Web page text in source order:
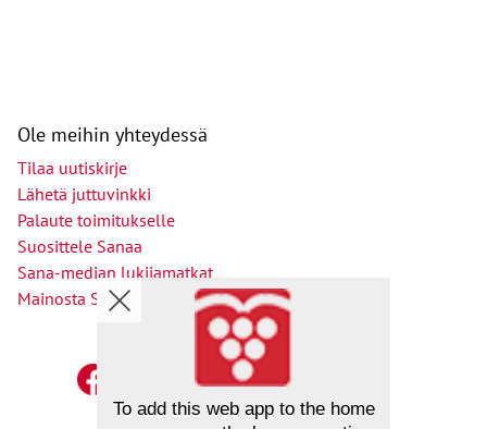
Ole meihin yhteydessä
Tilaa uutiskirje
Lähetä juttuvinkki
Palaute toimitukselle
Suosittele Sanaa
Sana-median lukijamatkat
Mainosta Sana-mediassa
To add this web app to the home